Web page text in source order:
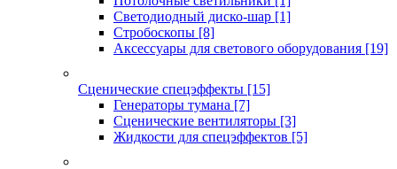
Светодиодный диско-шар [1]
Стробоскопы [8]
Аксессуары для светового оборудования [19]
Сценические спецэффекты [15]
Генераторы тумана [7]
Сценические вентиляторы [3]
Жидкости для спецэффектов [5]